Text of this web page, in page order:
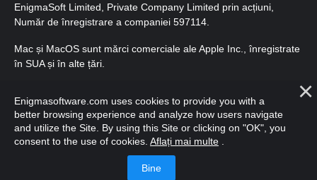
EnigmaSoft Limited, Private Company Limited prin acțiuni,
Număr de înregistrare a companiei 597114.
Mac și MacOS sunt mărci comerciale ale Apple Inc., înregistrate
în SUA și în alte țări.
rezervate.
Enigmasoftware.com uses cookies to provide you with a
better browsing experience and analyze how users navigate
and utilize the Site. By using this Site or clicking on "OK", you
consent to the use of cookies. Aflați mai multe